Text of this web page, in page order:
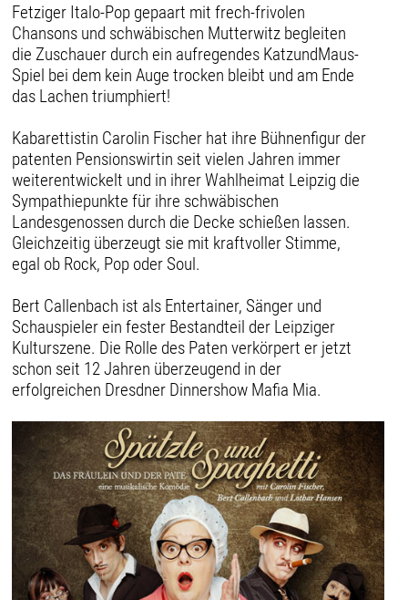
Fetziger Italo-Pop gepaart mit frech-frivolen
Chansons und schwäbischen Mutterwitz begleiten
die Zuschauer durch ein aufregendes KatzundMaus-
Spiel bei dem kein Auge trocken bleibt und am Ende
das Lachen triumphiert!
Kabarettistin Carolin Fischer hat ihre Bühnenfigur der
patenten Pensionswirtin seit vielen Jahren immer
weiterentwickelt und in ihrer Wahlheimat Leipzig die
Sympathiepunkte für ihre schwäbischen
Landesgenossen durch die Decke schießen lassen.
Gleichzeitig überzeugt sie mit kraftvoller Stimme,
egal ob Rock, Pop oder Soul.
Bert Callenbach ist als Entertainer, Sänger und
Schauspieler ein fester Bestandteil der Leipziger
Kulturszene. Die Rolle des Paten verkörpert er jetzt
schon seit 12 Jahren überzeugend in der
erfolgreichen Dresdner Dinnershow Mafia Mia.